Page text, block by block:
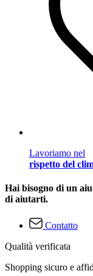
Lavoriamo nel
rispetto del
Hai bisogno di un
di aiutarti.
Contatto
Qualità verificata
Shopping sicuro e